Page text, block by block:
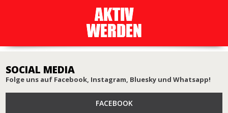
SOCIAL MEDIA
Folge uns auf Facebook, Instagram, Bluesky und Whatsapp!
FACEBOOK